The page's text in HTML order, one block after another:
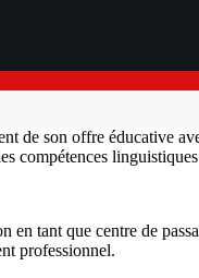
de son offre éducative
compétences
tant que centre de
professionnel.